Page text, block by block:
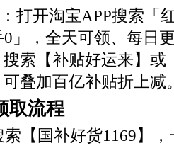
打开淘宝APP搜索「
」，全天可领、每日
索【补贴好运来】或
叠加百亿补贴折上减
取流程
【国补好货1169】